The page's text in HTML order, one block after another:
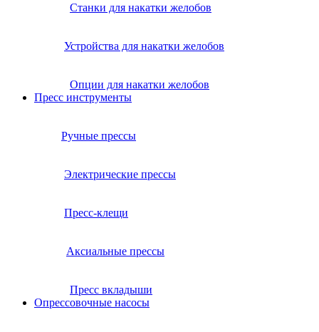
Станки для накатки желобов
Устройства для накатки желобов
Опции для накатки желобов
Пресс инструменты
Ручные прессы
Электрические прессы
Пресс-клещи
Аксиальные прессы
Пресс вкладыши
Опрессовочные насосы